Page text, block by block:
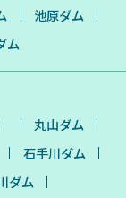
池原ダム
ム
丸山ダム
石手川ダム
ダム